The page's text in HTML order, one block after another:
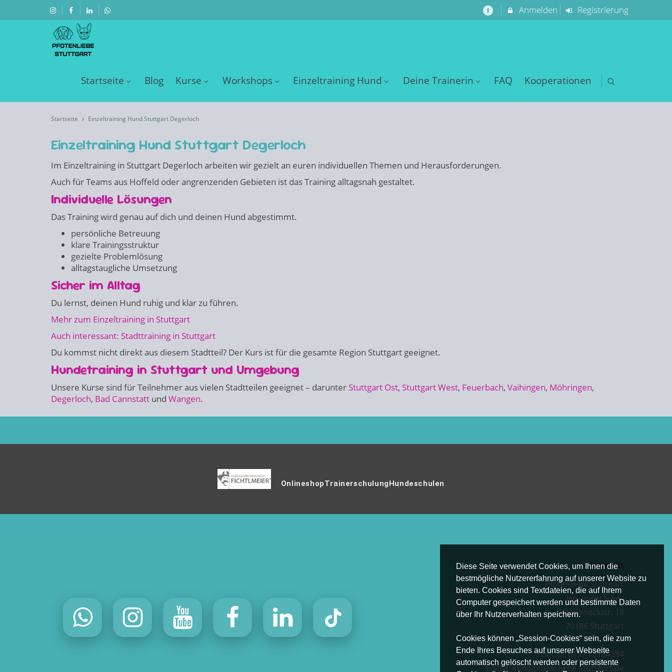
Diese Seite verwendet Cookies, um Ihnen die
bestmögliche Nutzererfahrung auf unserer Website zu
bieten. Cookies sind Textdateien, die auf Ihrem
Computer gespeichert werden und bestimmte Daten
über Ihr Nutzerverhalten speichern.
Cookies können „Session-Cookies“ sein, die zum
Ende Ihres Besuches auf unserer Webseite
automatisch gelöscht werden oder persistente
Anmelden Registrierung
Startseite Blog Kurse Workshops Einzeltraining Hund Deine Trainerin FAQ Kooperationen
Startseite Einzeltraining Hund Stuttgart Degerloch
Einzeltraining Hund Stuttgart Degerloch
Im Einzeltraining in Stuttgart Degerloch arbeiten wir gezielt an euren individuellen Themen und Herausforderungen.
Auch für Teams aus Hoffeld oder angrenzenden Gebieten ist das Training alltagsnah gestaltet.
Individuelle Lösungen
Das Training wird genau auf dich und deinen Hund abgestimmt.
persönliche Betreuung
klare Trainingsstruktur
gezielte Problemlösung
alltagstaugliche Umsetzung
Sicher im Alltag
Du lernst, deinen Hund ruhig und klar zu führen.
Mehr zum Einzeltraining in Stuttgart
Auch interessant: Stadttraining in Stuttgart
Du kommst nicht direkt aus diesem Stadtteil? Der Kurs ist für die gesamte Region Stuttgart geeignet.
Hundetraining in Stuttgart und Umgebung
Unsere Kurse sind für Teilnehmer aus vielen Stadtteilen geeignet – darunter Stuttgart Ost, Stuttgart West, Feuerbach, Vaihingen, Möhringen,
Degerloch, Bad Cannstatt und Wangen.
OnlineshopTrainerschulungHundeschulen
Kontakt
Pfotenliebe Stuttgart
Inh. Isabel Scheu
Klippeneckstr. 18
70186 Stuttgart
Telefon:0157 78784284
E-Mail:info@pfotenliebe-stuttgart.de